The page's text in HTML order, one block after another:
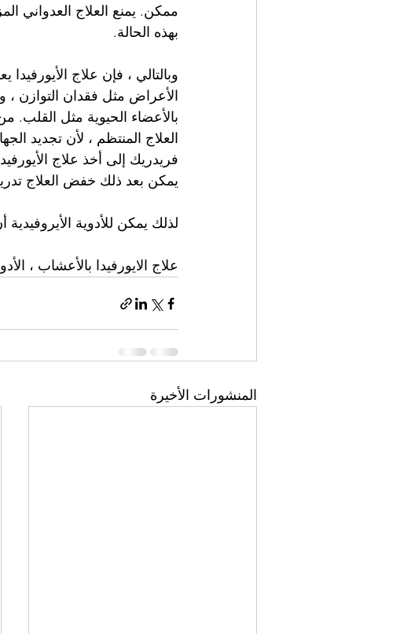
ممكن. يمنع العلاج العدواني
بهذه الحالة.
وبالتالي ، فإن علاج
الأعراض مثل فقدان التوازن ،
بالأعضاء الحيوية مثل القلب.
العلاج المنتظم ، لأن تجديد
فريدريك إلى أخذ علاج
يمكن بعد ذلك خفض العلاج
لذلك يمكن للأدوية
علاج الايورفيدا بالأعشاب ،
المنشورات الأخيرة